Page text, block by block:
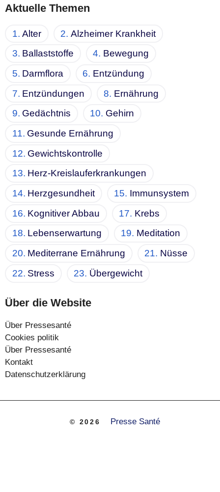
Aktuelle Themen
Alter
Alzheimer Krankheit
Ballaststoffe
Bewegung
Darmflora
Entzündung
Entzündungen
Ernährung
Gedächtnis
Gehirn
Gesunde Ernährung
Gewichtskontrolle
Herz-Kreislauferkrankungen
Herzgesundheit
Immunsystem
Kognitiver Abbau
Krebs
Lebenserwartung
Meditation
Mediterrane Ernährung
Nüsse
Stress
Übergewicht
Über die Website
Über Pressesanté
Cookies politik
Über Pressesanté
Kontakt
Datenschutzerklärung
© 2026 Presse Santé